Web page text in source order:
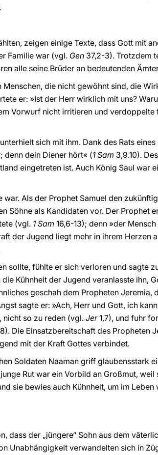
zeigen einige Texte, dass Gott mit
Familie war (vgl. Gen 37,2-3). Trotzdem
alle seine Brüder an bedeutenden
die nicht gewöhnt sind, die
er: »Ist der Herr wirklich mit uns?
Vorwurf nicht irritieren und verdoppelte
sich mit ihm. Dank des Rats
denn dein Diener hört« (1 Sam 3,9.10).
eingetreten ist. Auch König Saul war
Als der Prophet Samuel den
Söhne als Kandidaten vor. Der Prophet
(vgl. 1 Sam 16,6-13); denn »der
der Jugend liegt mehr in ihrem Herzen
sollte, fühlte er sich verloren und sagte
die Kühnheit der Jugend veranlasste ihn,
geschah dem Propheten Jeremia,
sagte er: »Ach, Herr und Gott, ich
nicht so zu reden (vgl. Jer1,7), und fuhr
Die Einsatzbereitschaft des Propheten
mit der Kraft Gottes verbindet.
Soldaten Naaman griff glaubensstark
Rut war ein Vorbild an Großmut,
sie bewies auch Kühnheit, um im
dass der „jüngere“ Sohn aus dem
Unabhängigkeit verwandelten sich in